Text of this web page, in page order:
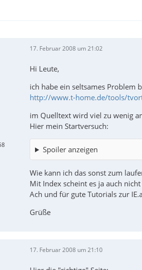
17. Februar 2008 um 21:02
Hi Leute,
ich habe ein seltsames Problem
http://www.t-home.de/tools/
im Quelltext wird viel zu wenig
Hier mein Startversuch:
Spoiler anzeigen
Wie kann ich das sonst zum
Mit Index scheint es ja auch nicht
Ach und für gute Tutorials zur
Grüße
17. Februar 2008 um 21:10